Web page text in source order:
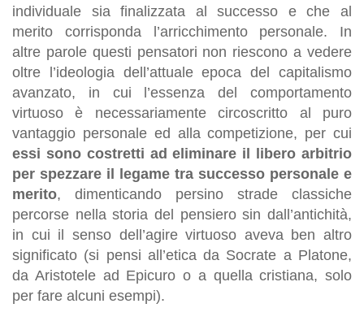
individuale sia finalizzata al successo e che al
merito corrisponda l’arricchimento personale. In
altre parole questi pensatori non riescono a vedere
oltre l’ideologia dell’attuale epoca del capitalismo
avanzato, in cui l’essenza del comportamento
virtuoso è necessariamente circoscritto al puro
vantaggio personale ed alla competizione, per cui
essi sono costretti ad eliminare il libero arbitrio
per spezzare il legame tra successo personale e
merito, dimenticando persino strade classiche
percorse nella storia del pensiero sin dall’antichità,
in cui il senso dell’agire virtuoso aveva ben altro
significato (si pensi all’etica da Socrate a Platone,
da Aristotele ad Epicuro o a quella cristiana, solo
per fare alcuni esempi).